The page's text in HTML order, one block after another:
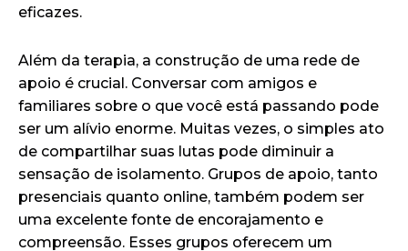
eficazes.
Além da terapia, a construção de uma rede de
apoio é crucial. Conversar com amigos e
familiares sobre o que você está passando pode
ser um alívio enorme. Muitas vezes, o simples ato
de compartilhar suas lutas pode diminuir a
sensação de isolamento. Grupos de apoio, tanto
presenciais quanto online, também podem ser
uma excelente fonte de encorajamento e
compreensão. Esses grupos oferecem um